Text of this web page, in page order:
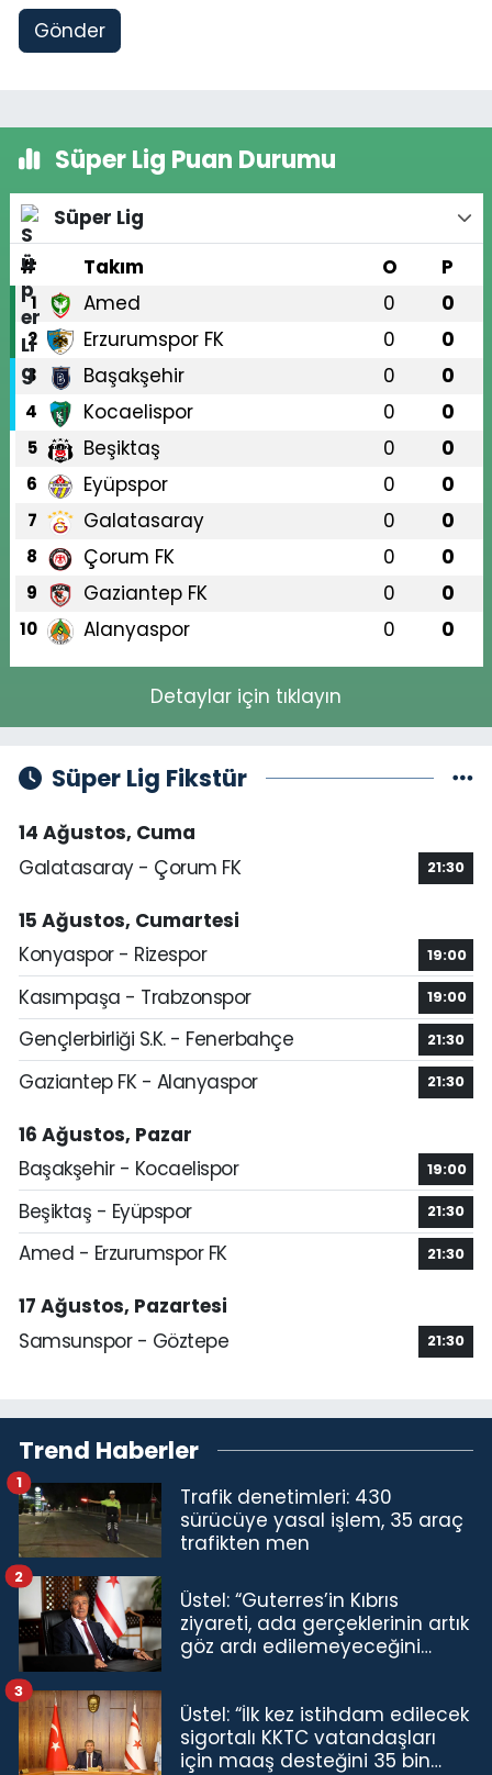
Gönder
Süper Lig Puan Durumu
Süper Lig
#
Takım O P
1 Amed 0 0
2 Erzurumspor FK 0 0
3 Başakşehir 0 0
4 Kocaelispor 0 0
5 Beşiktaş 0 0
6 Eyüpspor 0 0
7 Galatasaray 0 0
8 Çorum FK 0 0
9 Gaziantep FK 0 0
10 Alanyaspor 0 0
Detaylar için tıklayın
Süper Lig Fikstür
14 Ağustos, Cuma
Galatasaray - Çorum FK
21:30
15 Ağustos, Cumartesi
Konyaspor - Rizespor
19:00
Kasımpaşa - Trabzonspor 19:00
Gençlerbirliği S.K. - Fenerbahçe 21:30
Gaziantep FK - Alanyaspor 21:30
16 Ağustos, Pazar
Başakşehir - Kocaelispor
19:00
Beşiktaş - Eyüpspor 21:30
Amed - Erzurumspor FK 21:30
17 Ağustos, Pazartesi
Samsunspor - Göztepe
21:30
Trend Haberler
Trafik denetimleri: 430
sürücüye yasal işlem, 35 araç
trafikten men
1
Üstel: “Guterres’in Kıbrıs
ziyareti, ada gerçeklerinin artık
göz ardı edilemeyeceğini
2
Üstel: “İlk kez istihdam edilecek
sigortalı KKTC vatandaşları
için maaş desteğini 35 bin
3